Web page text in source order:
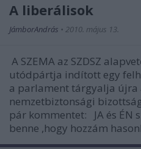
A liberálisok
JámborAndrás • 2010. május 13.
A SZEMA az SZDSZ
utódpártja indított egy
a parlament tárgyalja újra
nemzetbiztonsági
pár kommentet: JA és ÉN
benne ,hogy hozzám